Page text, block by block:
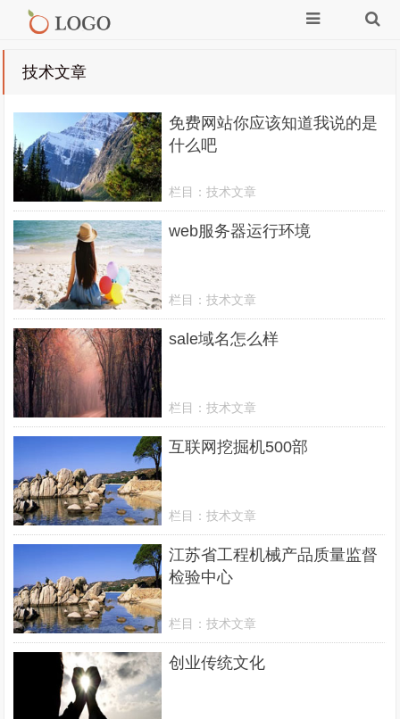
技术文章
免费网站你应该知道我说的是
什么吧
栏目：技术文章
web服务器运行环境
栏目：技术文章
sale域名怎么样
栏目：技术文章
互联网挖掘机500部
栏目：技术文章
江苏省工程机械产品质量监督
检验中心
栏目：技术文章
创业传统文化